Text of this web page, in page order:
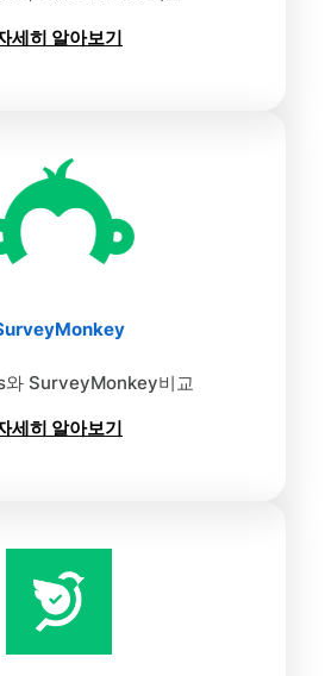
세히 알아보기
SurveyMonkey비교
세히 알아보기